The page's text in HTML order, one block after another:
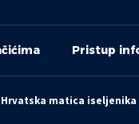
Pristup
Hrvatska matica iseljenika